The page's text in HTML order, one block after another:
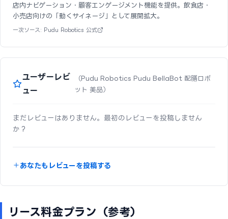
店内ナビゲーション・顧客エンゲージメント機能を提供。飲食店・
小売店向けの「動くサイネージ」として展開拡大。
一次ソース: Pudu Robotics 公式
ユーザーレビ
ュー
（Pudu Robotics Pudu BellaBot 配膳ロボ
ット 美品）
まだレビューはありません。最初のレビューを投稿しません
か？
あなたもレビューを投稿する
リース料金プラン（参考）